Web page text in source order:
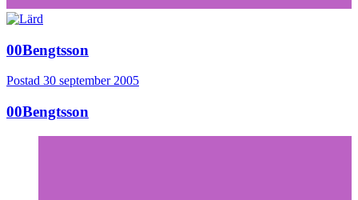
00Bengtsson
Postad 30 september 2005
00Bengtsson